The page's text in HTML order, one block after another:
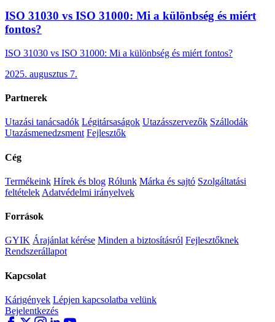
ISO 31030 vs ISO 31000: Mi a különbség és miért
fontos?
ISO 31030 vs ISO 31000: Mi a különbség és miért fontos?
2025. augusztus 7.
Partnerek
Utazási tanácsadók Légitársaságok Utazásszervezők Szállodák
Utazásmenedzsment Fejlesztők
Cég
Termékeink Hírek és blog Rólunk Márka és sajtó Szolgáltatási
feltételek Adatvédelmi irányelvek
Források
GYIK Árajánlat kérése Minden a biztosításról Fejlesztőknek
Rendszerállapot
Kapcsolat
Kárigények Lépjen kapcsolatba velünk
Bejelentkezés